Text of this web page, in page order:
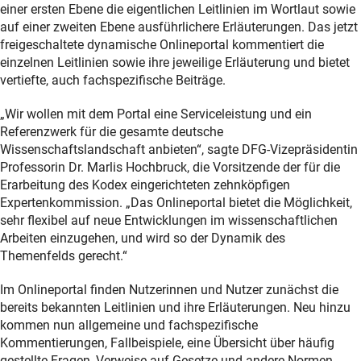
einer ersten Ebene die eigentlichen Leitlinien im Wortlaut sowie
auf einer zweiten Ebene ausführlichere Erläuterungen. Das jetzt
freigeschaltete dynamische Onlineportal kommentiert die
einzelnen Leitlinien sowie ihre jeweilige Erläuterung und bietet
vertiefte, auch fachspezifische Beiträge.
„Wir wollen mit dem Portal eine Serviceleistung und ein
Referenzwerk für die gesamte deutsche
Wissenschaftslandschaft anbieten“, sagte DFG-Vizepräsidentin
Professorin Dr. Marlis Hochbruck, die Vorsitzende der für die
Erarbeitung des Kodex eingerichteten zehnköpfigen
Expertenkommission. „Das Onlineportal bietet die Möglichkeit,
sehr flexibel auf neue Entwicklungen im wissenschaftlichen
Arbeiten einzugehen, und wird so der Dynamik des
Themenfelds gerecht.“
Im Onlineportal finden Nutzerinnen und Nutzer zunächst die
bereits bekannten Leitlinien und ihre Erläuterungen. Neu hinzu
kommen nun allgemeine und fachspezifische
Kommentierungen, Fallbeispiele, eine Übersicht über häufig